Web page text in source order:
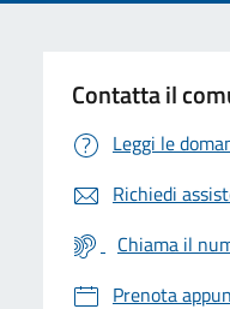
Contatta il
Leggi le
Richiedi
Chiama il
Prenota